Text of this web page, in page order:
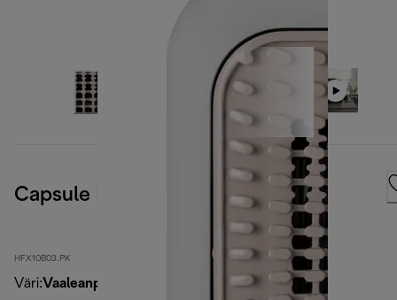
Capsule Desk
HFX10B03.PK
Väri:Vaaleanpunainen